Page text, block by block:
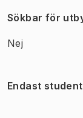
Sökbar för
Nej
Endast